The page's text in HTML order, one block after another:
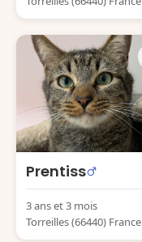
Prentiss
3 ans et 3 mois
Torreilles (66440) France